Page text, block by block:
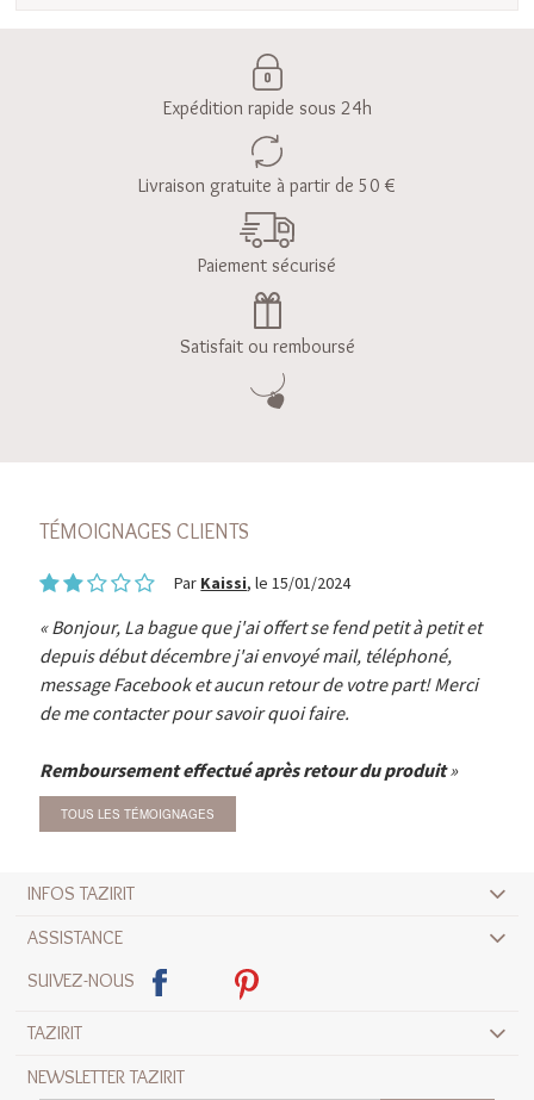
Expédition rapide sous 24h
Livraison gratuite à partir de 50 €
Paiement sécurisé
Satisfait ou remboursé
TÉMOIGNAGES CLIENTS
Par Kaissi, le 15/01/2024
Bonjour, La bague que j'ai offert se fend petit à petit et
depuis début décembre j'ai envoyé mail, téléphoné,
message Facebook et aucun retour de votre part! Merci
de me contacter pour savoir quoi faire.
Remboursement effectué après retour du produit
TOUS LES TÉMOIGNAGES
INFOS TAZIRIT
ASSISTANCE
SUIVEZ-NOUS
TAZIRIT
NEWSLETTER TAZIRIT